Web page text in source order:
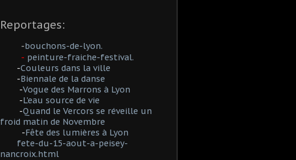
Reportages:
-bouchons-de-lyon.
- peinture-fraiche-festival.
-Couleurs dans la ville
-Biennale de la danse
-Vogue des Marrons à Lyon
-L'eau source de vie
-Quand le Vercors se réveille un
froid matin de Novembre
-Fête des lumières à Lyon
fete-du-15-aout-a-peisey-
nancroix.html